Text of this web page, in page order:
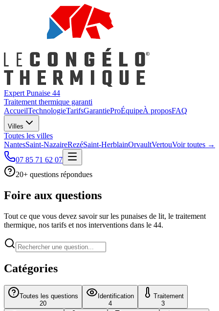
Expert Punaise 44
Traitement thermique garanti
AccueilTechnologieTarifsGarantieProÉquipeÀ proposFAQ
Villes
Toutes les villes
NantesSaint-NazaireRezéSaint-HerblainOrvaultVertouVoir toutes →
07 85 71 62 07
20+ questions répondues
Foire aux questions
Tout ce que vous devez savoir sur les punaises de lit, le traitement
thermique, nos tarifs et nos interventions dans le 44.
Catégories
Toutes les questions
20
Identification
4
Traitement
3